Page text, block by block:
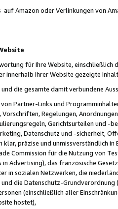
Amazon oder Verlinkungen von
für Ihre Website,
innerhalb Ihrer Website gezeigte
die gesamte damit verbundene
Partner-Links und
Regelungen,
Gerichtsurteilen und -
Datenschutz und -sicherheit,
klar, präzise und unmissverständlich
Commission für die Nutzung von
in Advertising), das französische
in sozialen Netzwerken, die
die Datenschutz-
(einschließlich aller
hostet),